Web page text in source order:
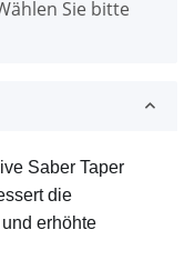
Sie bitte
Saber Taper
die
erhöhte